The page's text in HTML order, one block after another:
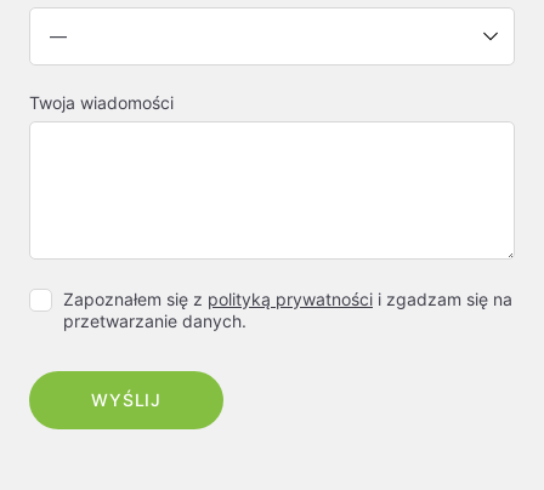
Twoja wiadomości
Zapoznałem się z polityką prywatności i zgadzam się na
przetwarzanie danych.